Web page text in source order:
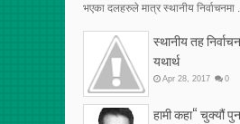
भएका दलहरुले मात्र स्थानीय निर्वाचनमा ...
स्थानीय तह
यथार्थ
Apr 28 2017 0
हामी कहा“ चुक्यौं